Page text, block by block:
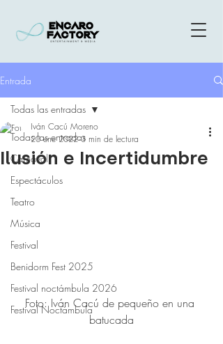
Entrada
Todas las entradas
Carnaval
Espectáculos
Teatro
Música
Festival
Benidorm Fest 2025
Festival noctámbula 2026
Festival Noctámbula
Todas las entradas
Ilusión e Incertidumbre
Iván Cacú Moreno
20 ene 2022 3 min de lectura
Foto: Iván Cacú de pequeño en una
batucada